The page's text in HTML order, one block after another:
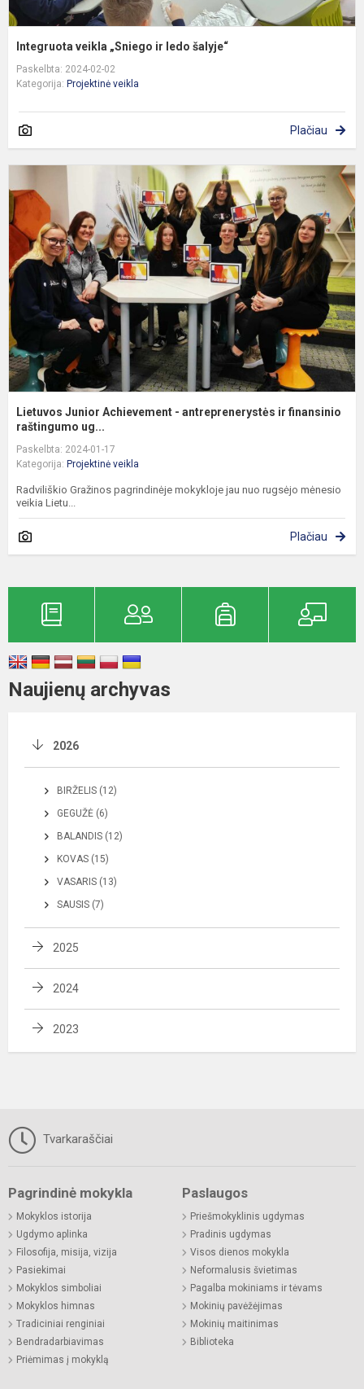
Integruota veikla „Sniego ir ledo šalyje“
Paskelbta: 2024-02-02
Kategorija: Projektinė veikla
Plačiau
Lietuvos Junior Achievement - antreprenerystės ir finansinio
raštingumo ug...
Paskelbta: 2024-01-17
Kategorija: Projektinė veikla
Radviliškio Gražinos pagrindinėje mokykloje jau nuo rugsėjo mėnesio
veikia Lietu...
Plačiau
Naujienų archyvas
2026
BIRŽELIS (12)
GEGUŽĖ (6)
BALANDIS (12)
KOVAS (15)
VASARIS (13)
SAUSIS (7)
2025
2024
2023
Tvarkaraščiai
Pagrindinė mokykla
Mokyklos istorija
Ugdymo aplinka
Filosofija, misija, vizija
Pasiekimai
Mokyklos simboliai
Mokyklos himnas
Tradiciniai renginiai
Bendradarbiavimas
Priėmimas į mokyklą
Paslaugos
Priešmokyklinis ugdymas
Pradinis ugdymas
Visos dienos mokykla
Neformalusis švietimas
Pagalba mokiniams ir tėvams
Mokinių pavėžėjimas
Mokinių maitinimas
Biblioteka